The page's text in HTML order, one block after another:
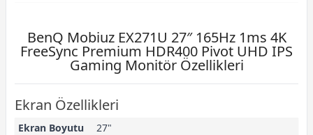
BenQ Mobiuz EX271U 27″ 165Hz 1ms 4K
FreeSync Premium HDR400 Pivot UHD IPS
Gaming Monitör Özellikleri
Ekran Özellikleri
Ekran Boyutu
27"